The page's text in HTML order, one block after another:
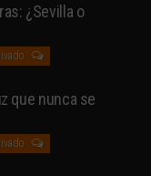
¿Sevilla o
que nunca se